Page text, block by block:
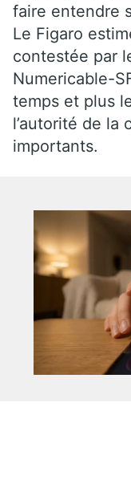
faire entendre
Le Figaro
contestée par
Numericable-
temps et plus
l’autorité de la
importants.